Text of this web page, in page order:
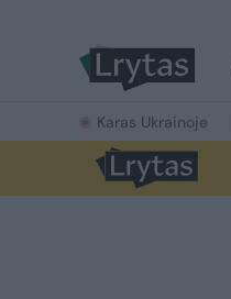
Karas Ukrainoje